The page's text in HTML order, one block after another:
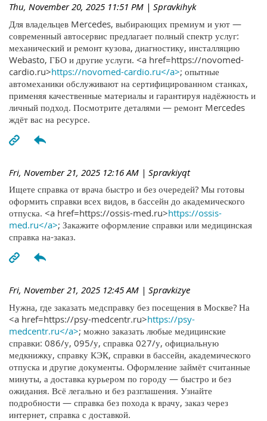
Thu, November 20, 2025 11:51 PM | Spravkihyk
Для владельцев Mercedes, выбирающих премиум и уют —
современный автосервис предлагает полный спектр услуг:
механический и ремонт кузова, диагностику, инсталляцию
Webasto, ГБО и другие услуги. <a href=https://novomed-
cardio.ru>https://novomed-cardio.ru</a>; опытные
автомеханики обслуживают на сертифицированном станках,
применяя качественные материалы и гарантируя надёжность и
личный подход. Посмотрите деталями — ремонт Mercedes
ждёт вас на ресурсе.
Fri, November 21, 2025 12:16 AM | Spravkiyqt
Ищете справка от врача быстро и без очередей? Мы готовы
оформить справки всех видов, в бассейн до академического
отпуска. <a href=https://ossis-med.ru>https://ossis-
med.ru</a>; Закажите оформление справки или медицинская
справка на-заказ.
Fri, November 21, 2025 12:45 AM | Spravkizye
Нужна, где заказать медсправку без посещения в Москве? На
<a href=https://psy-medcentr.ru>https://psy-
medcentr.ru</a>; можно заказать любые медицинские
справки: 086/у, 095/у, справка 027/у, официальную
медкнижку, справку КЭК, справки в бассейн, академического
отпуска и другие документы. Оформление займёт считанные
минуты, а доставка курьером по городу — быстро и без
ожидания. Всё легально и без разглашения. Узнайте
подробности — справка без похода к врачу, заказ через
интернет, справка с доставкой.